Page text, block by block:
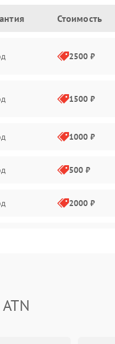
Стоимость
2500 ₽
1500 ₽
1000 ₽
500 ₽
2000 ₽